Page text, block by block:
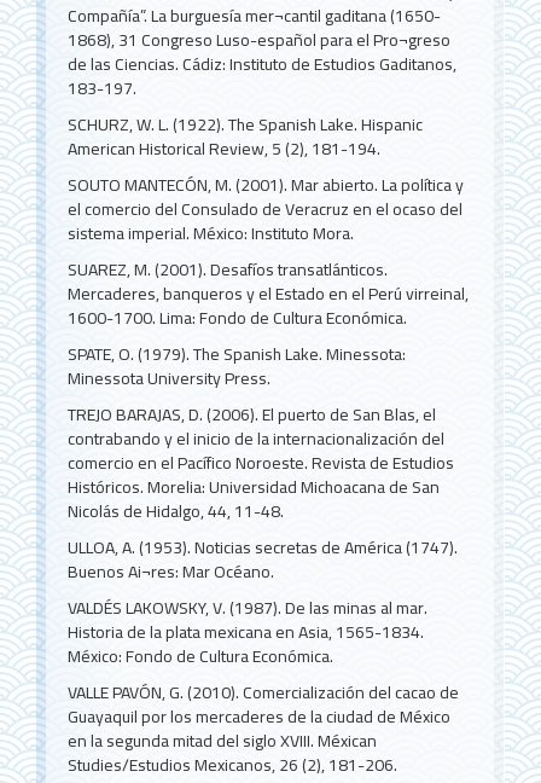
Compañía”. La burguesía mer¬cantil gaditana (1650-
1868), 31 Congreso Luso-español para el Pro¬greso
de las Ciencias. Cádiz: Instituto de Estudios Gaditanos,
183-197.
SCHURZ, W. L. (1922). The Spanish Lake. Hispanic
American Historical Review, 5 (2), 181-194.
SOUTO MANTECÓN, M. (2001). Mar abierto. La política y
el comercio del Consulado de Veracruz en el ocaso del
sistema imperial. México: Instituto Mora.
SUAREZ, M. (2001). Desafíos transatlánticos.
Mercaderes, banqueros y el Estado en el Perú virreinal,
1600-1700. Lima: Fondo de Cultura Económica.
SPATE, O. (1979). The Spanish Lake. Minessota:
Minessota University Press.
TREJO BARAJAS, D. (2006). El puerto de San Blas, el
contrabando y el inicio de la internacionalización del
comercio en el Pacífico Noroeste. Revista de Estudios
Históricos. Morelia: Universidad Michoacana de San
Nicolás de Hidalgo, 44, 11-48.
ULLOA, A. (1953). Noticias secretas de América (1747).
Buenos Ai¬res: Mar Océano.
VALDÉS LAKOWSKY, V. (1987). De las minas al mar.
Historia de la plata mexicana en Asia, 1565-1834.
México: Fondo de Cultura Económica.
VALLE PAVÓN, G. (2010). Comercialización del cacao de
Guayaquil por los mercaderes de la ciudad de México
en la segunda mitad del siglo XVIII. Méxican
Studies/Estudios Mexicanos, 26 (2), 181-206.